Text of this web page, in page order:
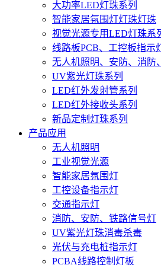
大功率LED灯珠系列
智能家居氛围灯灯珠灯珠
视觉光源专用LED灯珠系
线路板PCB、工控板指示
无人机照明、安防、消防
UV紫光灯珠系列
LED红外发射管系列
LED红外接收头系列
新品定制灯珠系列
产品应用
无人机照明
工业视觉光源
智能家居氛围灯
工控设备指示灯
交通指示灯
消防、安防、铁路信号灯
UV紫光灯珠消毒杀毒
光伏与充电桩指示灯
PCBA线路控制灯板